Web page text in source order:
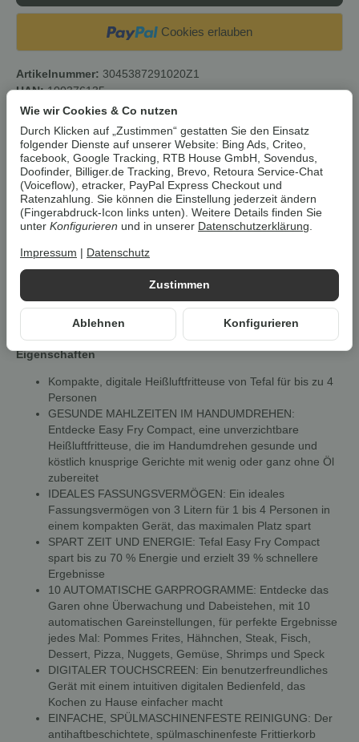
Cookies erlauben
Artikelnummer: 3045387291020Z1
HAN:100376135
Kategorie:Fritteusen & Heißluftfritteusen
Beschreibung
Um dieUmwelt zu schonen, vermeiden wir aufwendige
Umverpackungen. Wenn immer es möglich ist, versenden wir Ihre
Bestellung imOriginalkarton des Herstellers.
Tefal Easy Fry Compact
Heißluftfritteuse, 3l Kapazität, 10
Programme, digitales Display,
energiesparend, ohne Öl»EY1458«
Eigenschaften
Kompakte, digitale Heißluftfritteuse von Tefal für bis zu 4
Personen
GESUNDE MAHLZEITEN IM HANDUMDREHEN:
Entdecke Easy Fry Compact, eine unverzichtbare
Heißluftfritteuse, die im Handumdrehen gesunde und
köstlich knusprige Gerichte mit wenig oder ganz ohne Öl
zubereitet
IDEALES FASSUNGSVERMÖGEN: Ein ideales
Fassungsvermögen von 3 Litern für 1 bis 4 Personen in
einem kompakten Gerät, das maximalen Platz spart
SPART ZEIT UND ENERGIE: Tefal Easy Fry Compact
spart bis zu 70 % Energie und erzielt 39 % schnellere
Ergebnisse
10 AUTOMATISCHE GARPROGRAMME: Entdecke das
Garen ohne Überwachung und Dabeistehen, mit 10
automatischen Gareinstellungen, für perfekte Ergebnisse
jedes Mal: Pommes Frites, Hähnchen, Steak, Fisch,
Dessert, Pizza, Nuggets, Gemüse, Shrimps und Speck
DIGITALER TOUCHSCREEN: Ein benutzerfreundliches
Gerät mit einem intuitiven digitalen Bedienfeld, das
Kochen zu Hause einfacher macht
EINFACHE, SPÜLMASCHINENFESTE REINIGUNG: Der
antihaftbeschichtete, spülmaschinenfeste Frittierkorb
Zustimmen
Ablehnen Konfigurieren
Wie wir Cookies & Co nutzen
Durch Klicken auf „Zustimmen“ gestatten Sie den Einsatz
folgender Dienste auf unserer Website: Bing Ads, Criteo,
facebook, Google Tracking, RTB House GmbH, Sovendus,
Doofinder, Billiger.de Tracking, Brevo, Retoura Service-Chat
(Voiceflow), etracker, PayPal Express Checkout und
Ratenzahlung. Sie können die Einstellung jederzeit ändern
(Fingerabdruck-Icon links unten). Weitere Details finden Sie
unter Konfigurieren und in unserer Datenschutzerklärung
Impressum Datenschutz